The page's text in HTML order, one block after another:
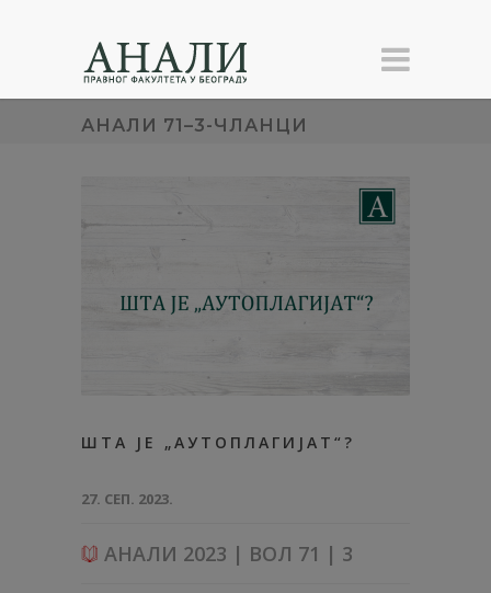
АНАЛИ 71–3-ЧЛАНЦИ
ШТА ЈЕ „АУТОПЛАГИЈАТ“?
27. СЕП. 2023.
АНАЛИ 2023 | ВОЛ 71 | 3